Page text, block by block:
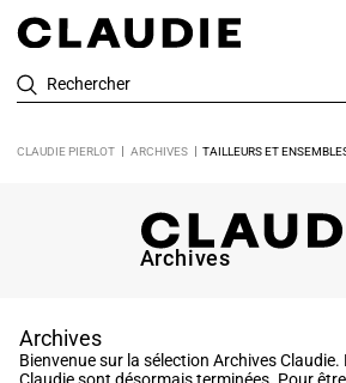
Rechercher
CLAUDIE PIERLOT ARCHIVES TAILLEURS ET
Archives
Archives
Bienvenue sur la sélection Archives
Claudie sont désormais terminées. Pour